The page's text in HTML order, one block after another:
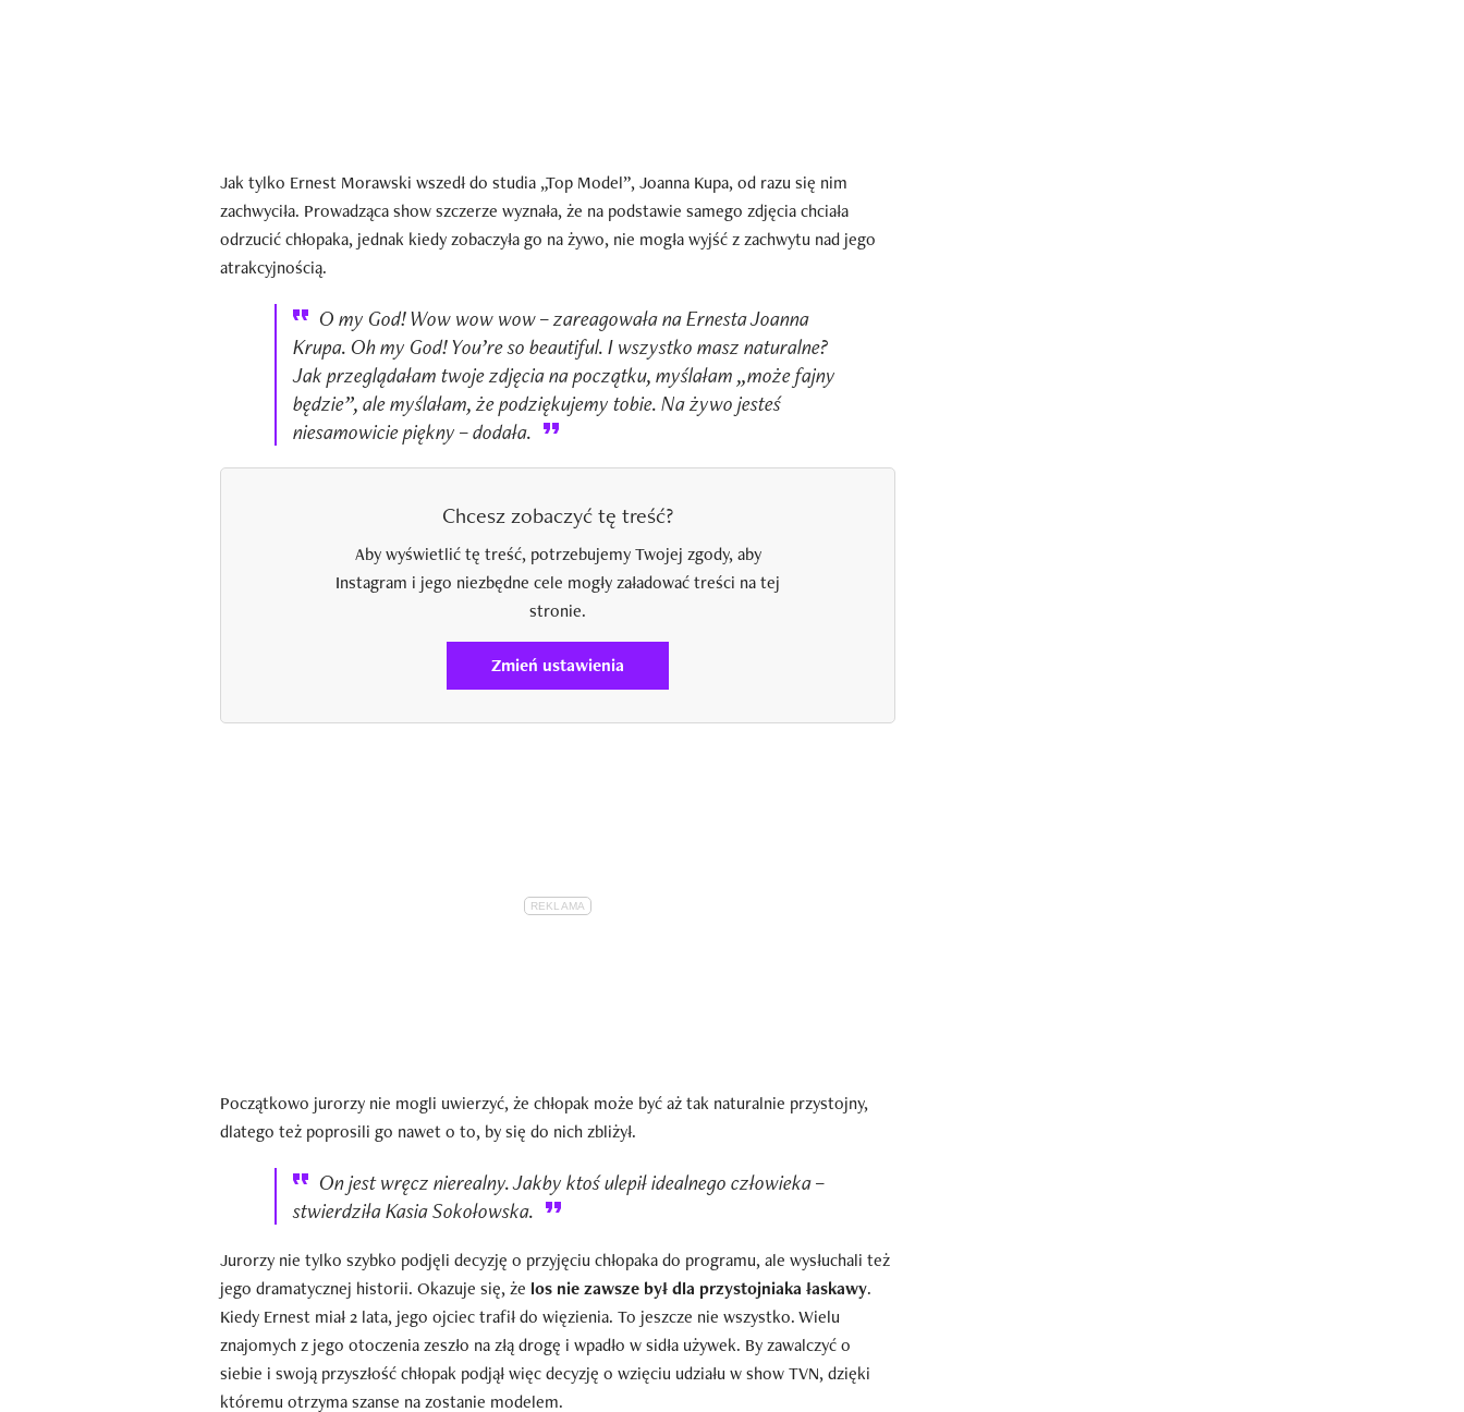
Jak tylko Ernest Morawski wszedł do studia „Top Model”, Joanna Kupa, od razu się nim
zachwyciła. Prowadząca show szczerze wyznała, że na podstawie samego zdjęcia chciała
odrzucić chłopaka, jednak kiedy zobaczyła go na żywo, nie mogła wyjść z zachwytu nad jego
atrakcyjnością.
O my God! Wow wow wow – zareagowała na Ernesta Joanna
Krupa. Oh my God! You’re so beautiful. I wszystko masz naturalne?
Jak przeglądałam twoje zdjęcia na początku, myślałam „może fajny
będzie”, ale myślałam, że podziękujemy tobie. Na żywo jesteś
niesamowicie piękny – dodała.
Chcesz zobaczyć tę treść?
Aby wyświetlić tę treść, potrzebujemy Twojej zgody, aby
Instagram i jego niezbędne cele mogły załadować treści na tej
stronie.
Zmień ustawienia
Początkowo jurorzy nie mogli uwierzyć, że chłopak może być aż tak naturalnie przystojny,
dlatego też poprosili go nawet o to, by się do nich zbliżył.
On jest wręcz nierealny. Jakby ktoś ulepił idealnego człowieka –
stwierdziła Kasia Sokołowska.
Jurorzy nie tylko szybko podjęli decyzję o przyjęciu chłopaka do programu, ale wysłuchali też
jego dramatycznej historii. Okazuje się, że los nie zawsze był dla przystojniaka łaskawy.
Kiedy Ernest miał 2 lata, jego ojciec trafił do więzienia. To jeszcze nie wszystko. Wielu
znajomych z jego otoczenia zeszło na złą drogę i wpadło w sidła używek. By zawalczyć o
siebie i swoją przyszłość chłopak podjął więc decyzję o wzięciu udziału w show TVN, dzięki
któremu otrzyma szanse na zostanie modelem.